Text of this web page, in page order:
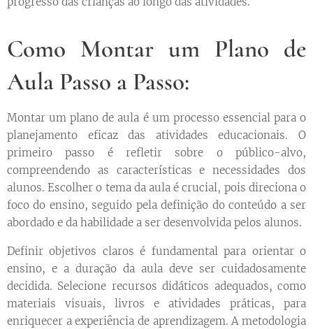
Como Montar um Plano de
Aula Passo a Passo:
Montar um plano de aula é um processo essencial para o
planejamento eficaz das atividades educacionais. O
primeiro passo é refletir sobre o público-alvo,
compreendendo as características e necessidades dos
alunos. Escolher o tema da aula é crucial, pois direciona o
foco do ensino, seguido pela definição do conteúdo a ser
abordado e da habilidade a ser desenvolvida pelos alunos.
Definir objetivos claros é fundamental para orientar o
ensino, e a duração da aula deve ser cuidadosamente
decidida. Selecione recursos didáticos adequados, como
materiais visuais, livros e atividades práticas, para
enriquecer a experiência de aprendizagem. A metodologia